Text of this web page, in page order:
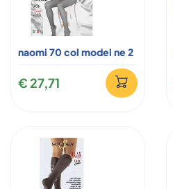
naomi 70 col model ne 2
€ 27,71